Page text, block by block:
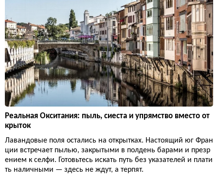
Реальная Окситания: пыль, сиеста и упрямство вместо от
крыток
Лавандовые поля остались на открытках. Настоящий юг Фран
ции встречает пылью, закрытыми в полдень барами и презр
ением к селфи. Готовьтесь искать путь без указателей и плати
ть наличными — здесь не ждут, а терпят.